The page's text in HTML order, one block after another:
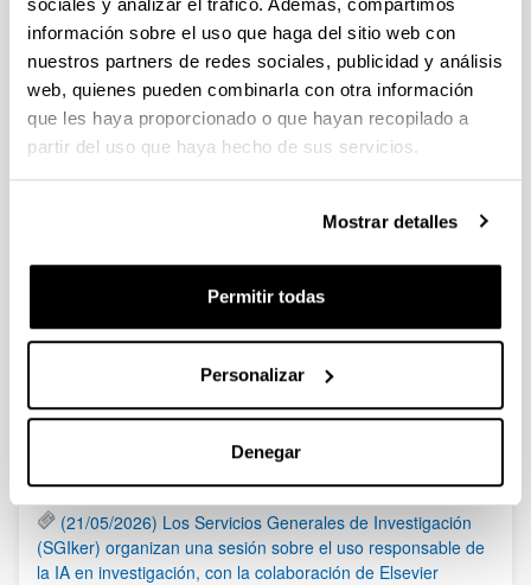
información sobre el uso que haga del sitio web con
nuestros partners de redes sociales, publicidad y análisis
web, quienes pueden combinarla con otra información
que les haya proporcionado o que hayan recopilado a
partir del uso que haya hecho de sus servicios.
Mostrar detalles
Permitir todas
Personalizar
Denegar
Fundación BBVA: Becas Leonardo a investigadores y
creadores culturales 2020
Plazo presentación de solicitudes: hasta 16 de abril de 2020 a
las 19:00
Fundación Ramón Areces: Ayudas a la Investigación en
Ciencias de la Vida y de la Materia 2020
Plazo de presentación de las solicitudes: Hasta el 30 de junio
PáginaPáginas intermedias Use TAB para desplazarse.
PáginaPáginaPáginaPáginaPágina
Noticias
(21/05/2026) Los Servicios Generales de Investigación
(SGIker) organizan una sesión sobre el uso responsable de
la IA en investigación, con la colaboración de Elsevier